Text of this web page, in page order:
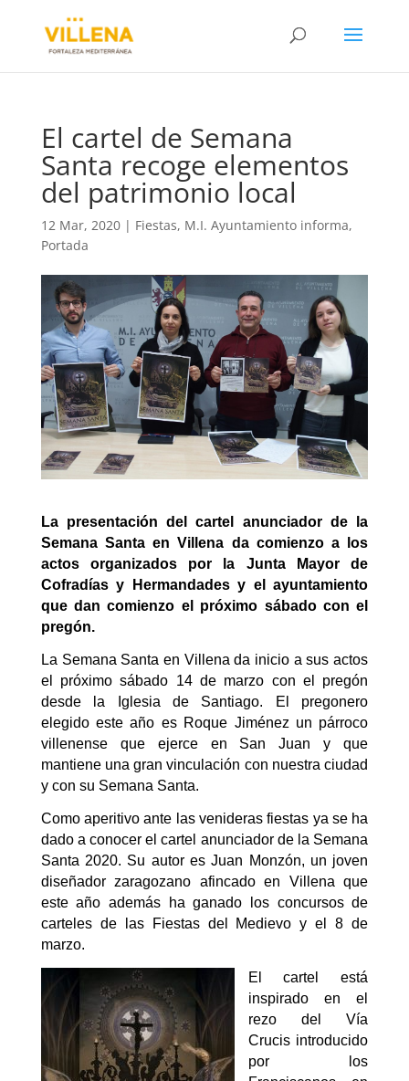
El cartel de Semana
Santa recoge elementos
del patrimonio local
12 Mar, 2020| Fiestas, M.I. Ayuntamiento informa,
Portada
La presentación del cartel anunciador de la
Semana Santa en Villena da comienzo a los
actos organizados por la Junta Mayor de
Cofradías y Hermandades y el ayuntamiento
que dan comienzo el próximo sábado con el
pregón.
La Semana Santa en Villena da inicio a sus actos
el próximo sábado 14 de marzo con el pregón
desde la Iglesia de Santiago. El pregonero
elegido este año es Roque Jiménez un párroco
villenense que ejerce en San Juan y que
mantiene una gran vinculación con nuestra ciudad
y con su Semana Santa.
Como aperitivo ante las venideras fiestas ya se ha
dado a conocer el cartel anunciador de la Semana
Santa 2020. Su autor es Juan Monzón, un joven
diseñador zaragozano afincado en Villena que
este año además ha ganado los concursos de
carteles de las Fiestas del Medievo y el 8 de
marzo.
El cartel está
inspirado en el
rezo del Vía
Crucis introducido
por los